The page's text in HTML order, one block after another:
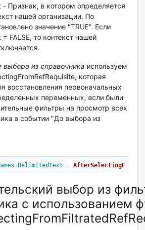
- Признак, в котором определяется
нашей организации. По
значение "TRUE". Если
FALSE, то контекст нашей
выбора из справочника используем
которая
восстановления первоначальных
переменных, если были
фильтры на просмотр всех
в событии "До выбора из
.DelimitedText =
выбор из
с использованием